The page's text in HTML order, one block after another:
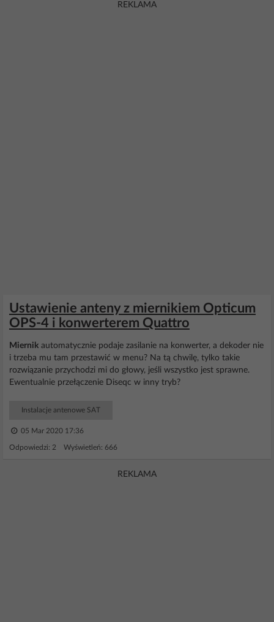
REKLAMA
Ustawienie anteny z miernikiem Opticum
OPS-4 i konwerterem Quattro
Miernik automatycznie podaje zasilanie na konwerter, a dekoder nie
i trzeba mu tam przestawić w menu? Na tą chwilę, tylko takie
rozwiązanie przychodzi mi do głowy, jeśli wszystko jest sprawne.
Ewentualnie przełączenie Diseqc w inny tryb?
Instalacje antenowe SAT
05 Mar 2020 17:36
Odpowiedzi: 2 Wyświetleń: 666
REKLAMA